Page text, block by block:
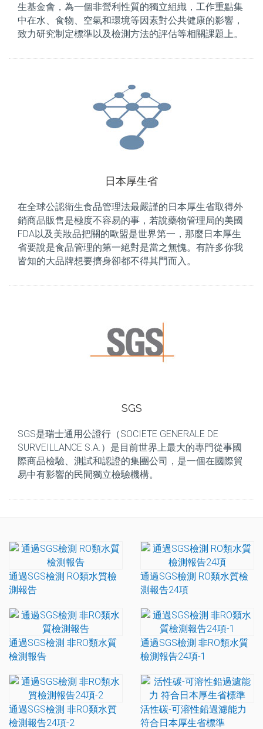
生基金會，為一個非營利性質的獨立組織，工作重點集
中在水、食物、空氣和環境等因素對公共健康的影響，
致力研究制定標準以及檢測方法的評估等相關課題上。
日本厚生省
在全球公認衛生食品管理法最嚴謹的日本厚生省取得外
銷商品販售是極度不容易的事，若說藥物管理局的美國
FDA以及美妝品把關的歐盟是世界第一，那麼日本厚生
省要說是食品管理的第一絕對是當之無愧。有許多你我
皆知的大品牌想要擠身卻都不得其門而入。
SGS
SGS是瑞士通用公證行（SOCIETE GENERALE DE
SURVEILLANCE S.A.）是目前世界上最大的專門從事國
際商品檢驗、測試和認證的集團公司，是一個在國際貿
易中有影響的民間獨立檢驗機構。
通過SGS檢測 RO類水質檢
測報告
通過SGS檢測 RO類水質檢
測報告24項
通過SGS檢測 非RO類水質
檢測報告
通過SGS檢測 非RO類水質
檢測報告24項-1
通過SGS檢測 非RO類水質
檢測報告24項-2
活性碳-可溶性鉛過濾能力
符合日本厚生省標準